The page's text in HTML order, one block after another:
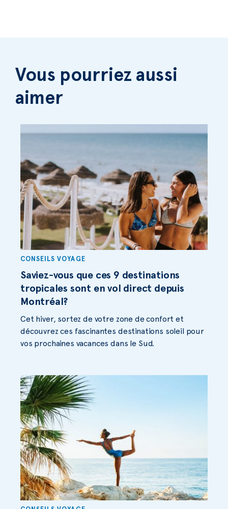
Vous pourriez aussi
aimer
CONSEILS VOYAGE
Saviez-vous que ces 9 destinations
tropicales sont en vol direct depuis
Montréal?
Cet hiver, sortez de votre zone de confort et
découvrez ces fascinantes destinations soleil pour
vos prochaines vacances dans le Sud.